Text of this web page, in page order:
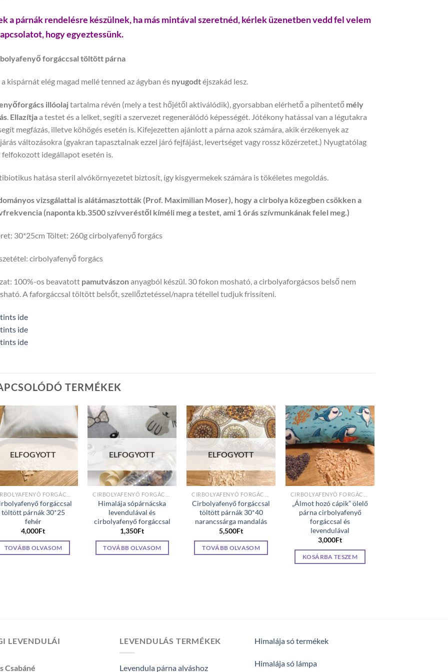
a párnák rendelésre készülnek, ha más mintával szeretnéd, kérlek üzenetben vedd fel velem
hogy egyeztessünk.
forgáccsal töltött párna
kispárnát elég magad mellé tenned az ágyban és nyugodtéjszakád lesz.
illóolajtartalma révén (mely a test hőjétől aktiválódik), gyorsabban elérhető a pihentető mély
. Ellazítjaa testet és a lelket, segíti a szervezet regenerálódó képességét. Jótékony hatással van a légutakra
megfázás, illetve köhögés esetén is. Kifejezetten ajánlott a párna azok számára, akik érzékenyek az
változásokra (gyakran tapasztalnak ezzel járó fejfájást, levertséget vagy rossz közérzetet.) Nyugtatólag
idegállapot esetén is.
hatása steril alvókörnyezetet biztosít, így kisgyermekek számára is tökéletes megoldás.
vizsgálattal is alátámasztották (Prof. Maximilian Moser), hogy a cirbolya közegben csökken a
(naponta kb.3500 szívveréstől kíméli meg a testet, ami 1 órás szívmunkának felel meg.)
30*25cm Töltet: 260g cirbolyafenyő forgács
cirbolyafenyő forgács
100%-os beavatott pamutvászonanyagból készül. 30 fokon mosható, a cirbolyaforgácsos belső nem
A faforgáccsal töltött belsőt, szellőztetéssel/napra tétellel tudjuk frissíteni.
ide
ide
ide
TERMÉKEK
ELFOGYOTT
forgáccsal
töltött párnák 30*25
fehér
4,000Ft
TOVÁBB OLVASOM
ELFOGYOTT
Himalája sópárnácska
levendulával és
cirbolyafenyő forgáccsal
1,350Ft
TOVÁBB OLVASOM
ELFOGYOTT
Cirbolyafenyő forgáccsal
töltött párnák 30*40
narancssárga mandalás
5,500Ft
TOVÁBB OLVASOM
„Álmot hozó cápik” ölelő
párna cirbolyafenyő
forgáccsal és
levendulával
3,000Ft
KOSÁRBA TESZEM
LEVENDULÁI
Csabáné
LEVENDULÁS TERMÉKEK
Levendula párna alváshoz
Himalája só termékek
Himalája só lámpa